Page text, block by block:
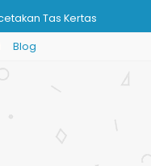
Tas Kertas
Paper Bag Murah
Paper Bag
Bag Murah
Pernikahan Tas Kertas
Blog